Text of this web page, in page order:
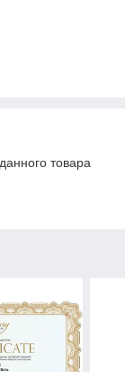
товара